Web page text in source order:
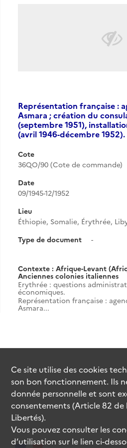
Représentation française :
Asmara ; création du
(septembre 1951),
(avril 1946-décembre
Cote
36QO/90 (Cote de commande)
Date
09/1945-12/1952
Lieu
Éthiopie, Somalie, Érythrée,
Type de document
-
Contexte : Afrique-Levant
Anciennes colonies italiennes
Erythrée : questions
économiques.
Représentation française :
Asmara...
Ce site utilise descookies
son bon fonctionnement. Ils
donnée personnelle et sont
consentements (Article 82
Libertés).
Vous pouvez consulter les
d’utilisation sur le lien ci-